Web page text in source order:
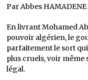
Par Abbes HAMADENE
En livrant Mohamed
pouvoir algérien, le
parfaitement le sort
plus cruels, voir même
légal.